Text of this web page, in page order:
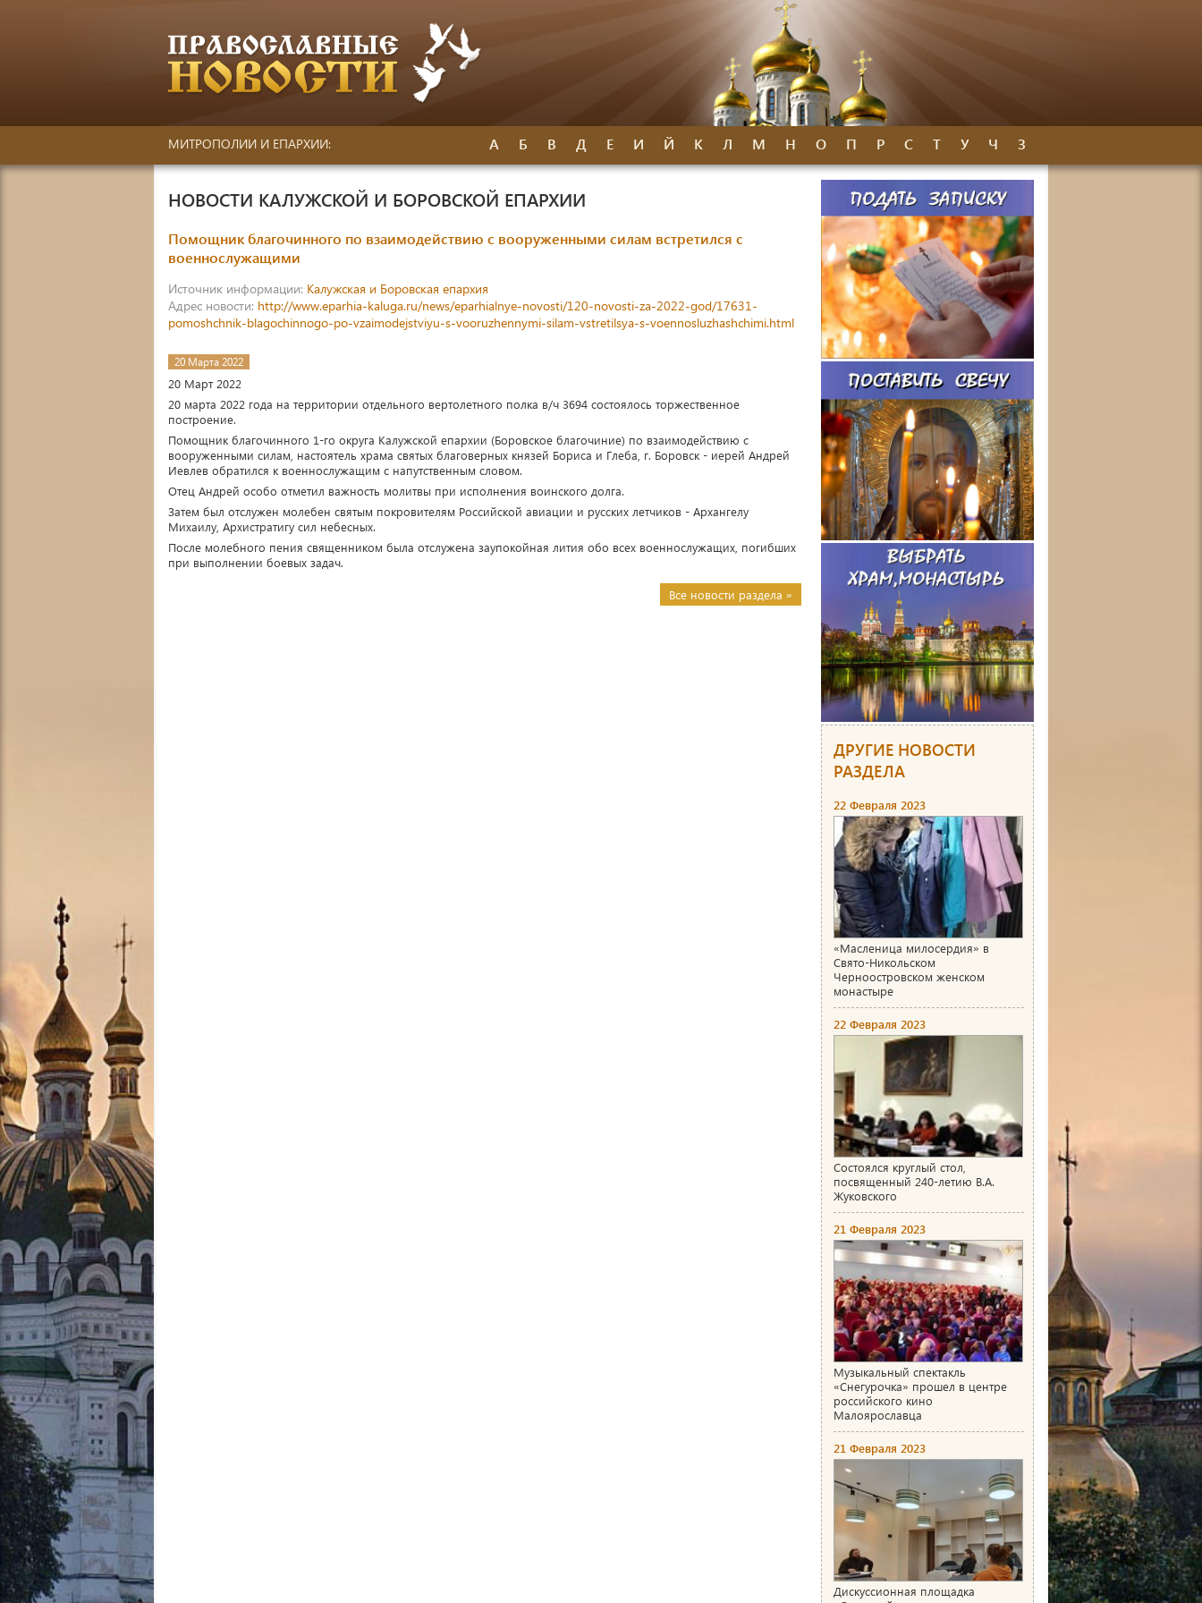
МИТРОПОЛИИ И ЕПАРХИИ: А Б В Д Е И Й К Л М Н О П Р С Т У Ч З
НОВОСТИ КАЛУЖСКОЙ И БОРОВСКОЙ ЕПАРХИИ
Помощник благочинного по взаимодействию с вооруженными силам встретился с
военнослужащими
Источник информации: Калужская и Боровская епархия
Адрес новости: http://www.eparhia-kaluga.ru/news/eparhialnye-novosti/120-novosti-za-2022-god/17631-
pomoshchnik-blagochinnogo-po-vzaimodejstviyu-s-vooruzhennymi-silam-vstretilsya-s-voennosluzhashchimi.html
20 Марта 2022
20 Март 2022
20 марта 2022 года на территории отдельного вертолетного полка в/ч 3694 состоялось торжественное
построение.
Помощник благочинного 1-го округа Калужской епархии (Боровское благочиние) по взаимодействию с
вооруженными силам, настоятель храма святых благоверных князей Бориса и Глеба, г. Боровск - иерей Андрей
Иевлев обратился к военнослужащим с напутственным словом.
Отец Андрей особо отметил важность молитвы при исполнения воинского долга.
Затем был отслужен молебен святым покровителям Российской авиации и русских летчиков - Архангелу
Михаилу, Архистратигу сил небесных.
После молебного пения священником была отслужена заупокойная лития обо всех военнослужащих, погибших
при выполнении боевых задач.
Все новости раздела »
ДРУГИЕ НОВОСТИ
РАЗДЕЛА
22 Февраля 2023
«Масленица милосердия» в
Свято-Никольском
Черноостровском женском
монастыре
22 Февраля 2023
Состоялся круглый стол,
посвященный 240-летию В.А.
Жуковского
21 Февраля 2023
Музыкальный спектакль
«Снегурочка» прошел в центре
российского кино
Малоярославца
21 Февраля 2023
Дискуссионная площадка